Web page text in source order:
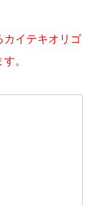
カイテキオリゴ
。